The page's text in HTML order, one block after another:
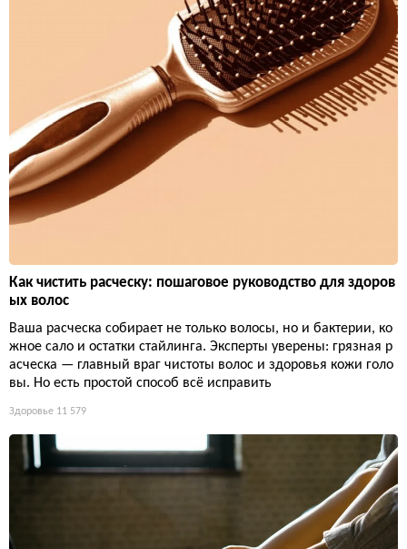
Как чистить расческу: пошаговое руководство для здоров
ых волос
Ваша расческа собирает не только волосы, но и бактерии, ко
жное сало и остатки стайлинга. Эксперты уверены: грязная р
асческа — главный враг чистоты волос и здоровья кожи голо
вы. Но есть простой способ всё исправить
Здоровье 11 579